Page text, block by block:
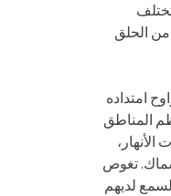
من الحلق
المناطق
تغوص
لديهم